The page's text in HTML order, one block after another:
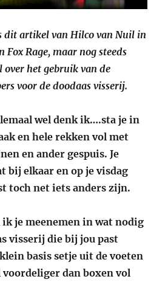
dit artikel van Hilco van Nuil in
Fox Rage, maar nog steeds
over het gebruik van de
voor de doodaas visserij.
wel denk ik….sta je in
en hele rekken vol met
en ander gespuis. Je
bij elkaar en op je visdag
toch net iets anders zijn.
je meenemen in wat nodig
visserij die bij jou past
basis setje uit de voeten
voordeliger dan boxen vol